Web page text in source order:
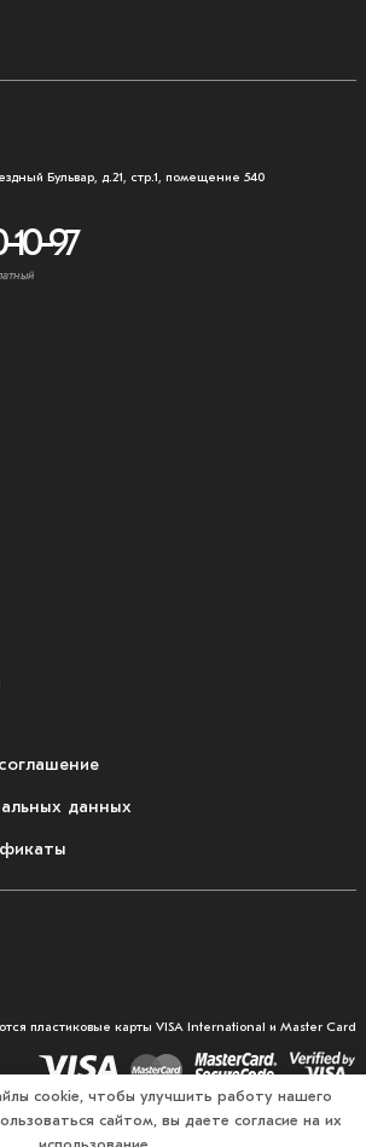
Бульвар, д.21, стр.1, помещение 540
97
данных
пластиковые карты VISA International и Master Card
одежды и экипировки для
cookie, чтобы улучшить работу нашего
сайтом, вы даете согласие на их
использование.